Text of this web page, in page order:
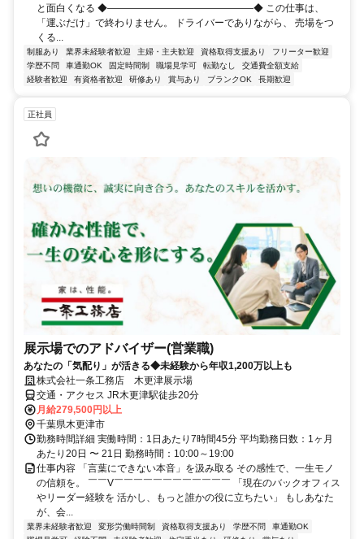
と面白くなる ◆―――――――――――――――◆ この仕事は、
「運ぶだけ」で終わりません。 ドライバーでありながら、 売場をつ
くる...
制服あり 業界未経験者歓迎 主婦・主夫歓迎 資格取得支援あり
フリーター歓迎
学歴不問
車通勤OK 固定時間制 職場見学可 転勤なし
交通費全額支給
経験者歓迎
有資格者歓迎 研修あり 賞与あり ブランクOK 長期歓迎
正社員
展示場でのアドバイザー(営業職)
あなたの「気配り」が活きる◆未経験から年収1,200万以上も
株式会社一条工務店 木更津展示場
交通・アクセス JR木更津駅徒歩20分
月給279,500円以上
千葉県木更津市
勤務時間詳細 実働時間：1日あたり7時間45分 平均勤務日数：1ヶ月
あたり20日 〜 21日 勤務時間：10:00～19:00
仕事内容 「言葉にできない本音」を汲み取る その感性で、一生モノ
の信頼を。 ￣￣V￣￣￣￣￣￣￣￣￣￣￣￣ 「現在のバックオフィス
やリーダー経験を 活かし、もっと誰かの役に立ちたい」 もしあなた
が、会...
業界未経験者歓迎 変形労働時間制 資格取得支援あり 学歴不問
車通勤OK